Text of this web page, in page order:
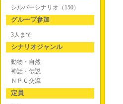
シルバーシナリオ（150）
グループ参加
3人まで
シナリオジャンル
動物・自然
神話・伝説
ＮＰＣ交流
定員